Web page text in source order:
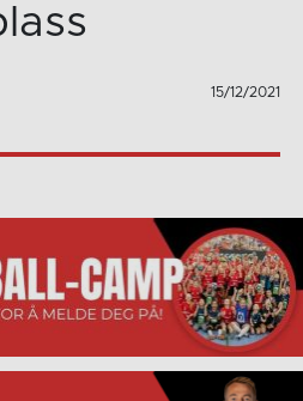
15/12/2021